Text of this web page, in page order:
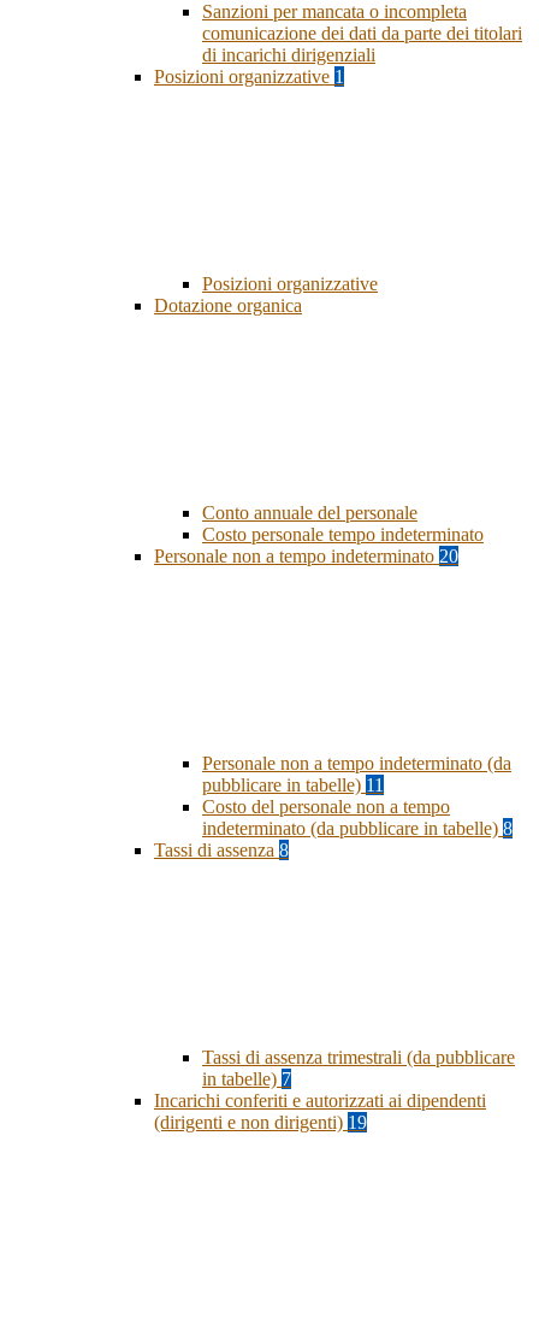
Sanzioni per mancata o incompleta
comunicazione dei dati da parte dei titolari
di incarichi dirigenziali
Posizioni organizzative 1
Posizioni organizzative
Dotazione organica
Conto annuale del personale
Costo personale tempo indeterminato
Personale non a tempo indeterminato 20
Personale non a tempo indeterminato (da
pubblicare in tabelle) 11
Costo del personale non a tempo
indeterminato (da pubblicare in tabelle) 8
Tassi di assenza 8
Tassi di assenza trimestrali (da pubblicare
in tabelle) 7
Incarichi conferiti e autorizzati ai dipendenti
(dirigenti e non dirigenti) 19